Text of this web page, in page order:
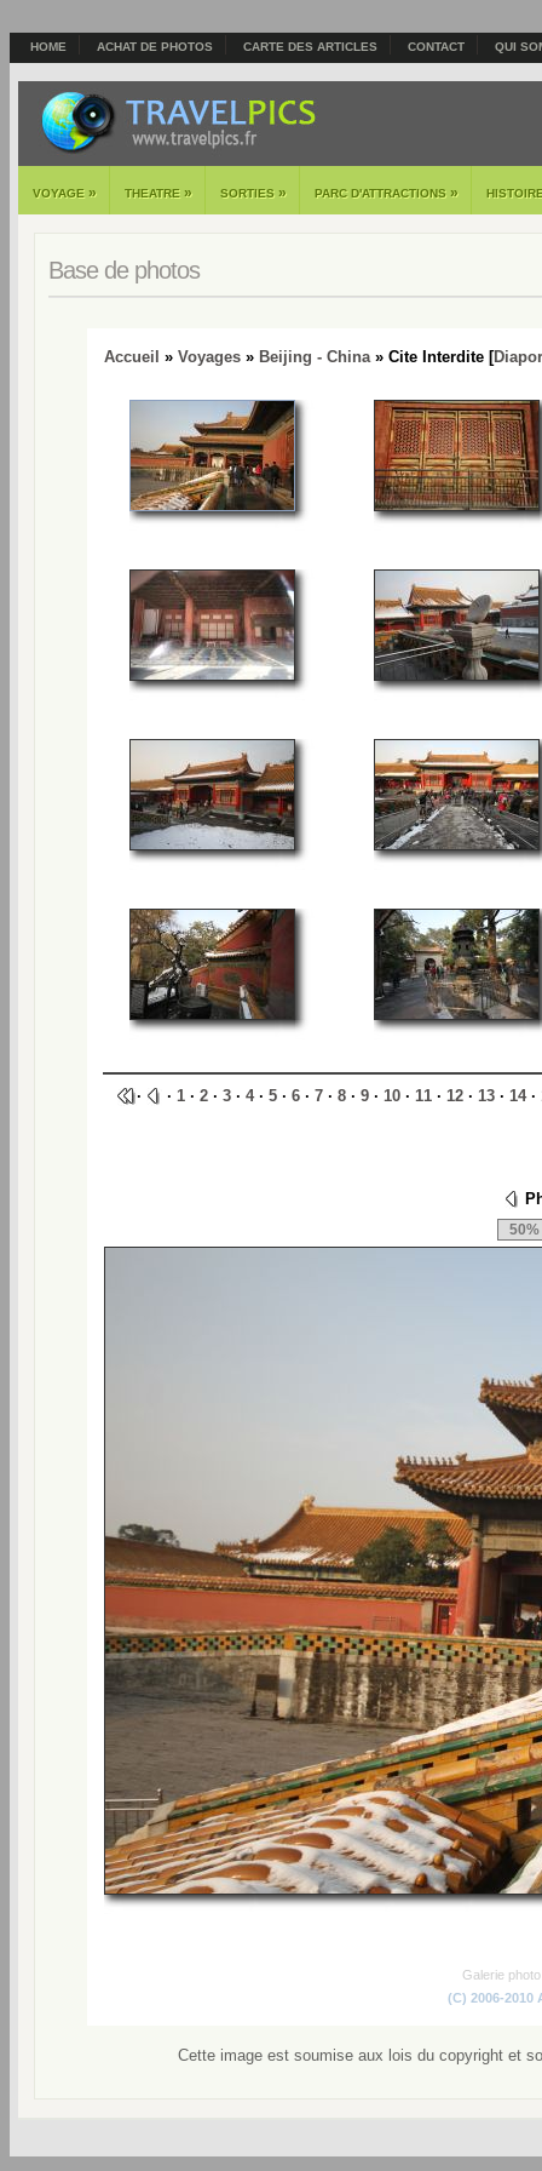
HOME ACHAT DE PHOTOS CARTE DES ARTICLES CONTACT QUI
VOYAGE » THEATRE » SORTIES » PARC D'ATTRACTIONS »
Base de photos
Accueil » Voyages » Beijing - China» Cite Interdite [
· · 1 · 2 · 3 · 4· 5 · 6 · 7 · 8 · 9 · 10 · 11 · 12 · 13 · 14·
Galerie
(C) 2006-2010
Cette image est soumise aux lois du copyright et